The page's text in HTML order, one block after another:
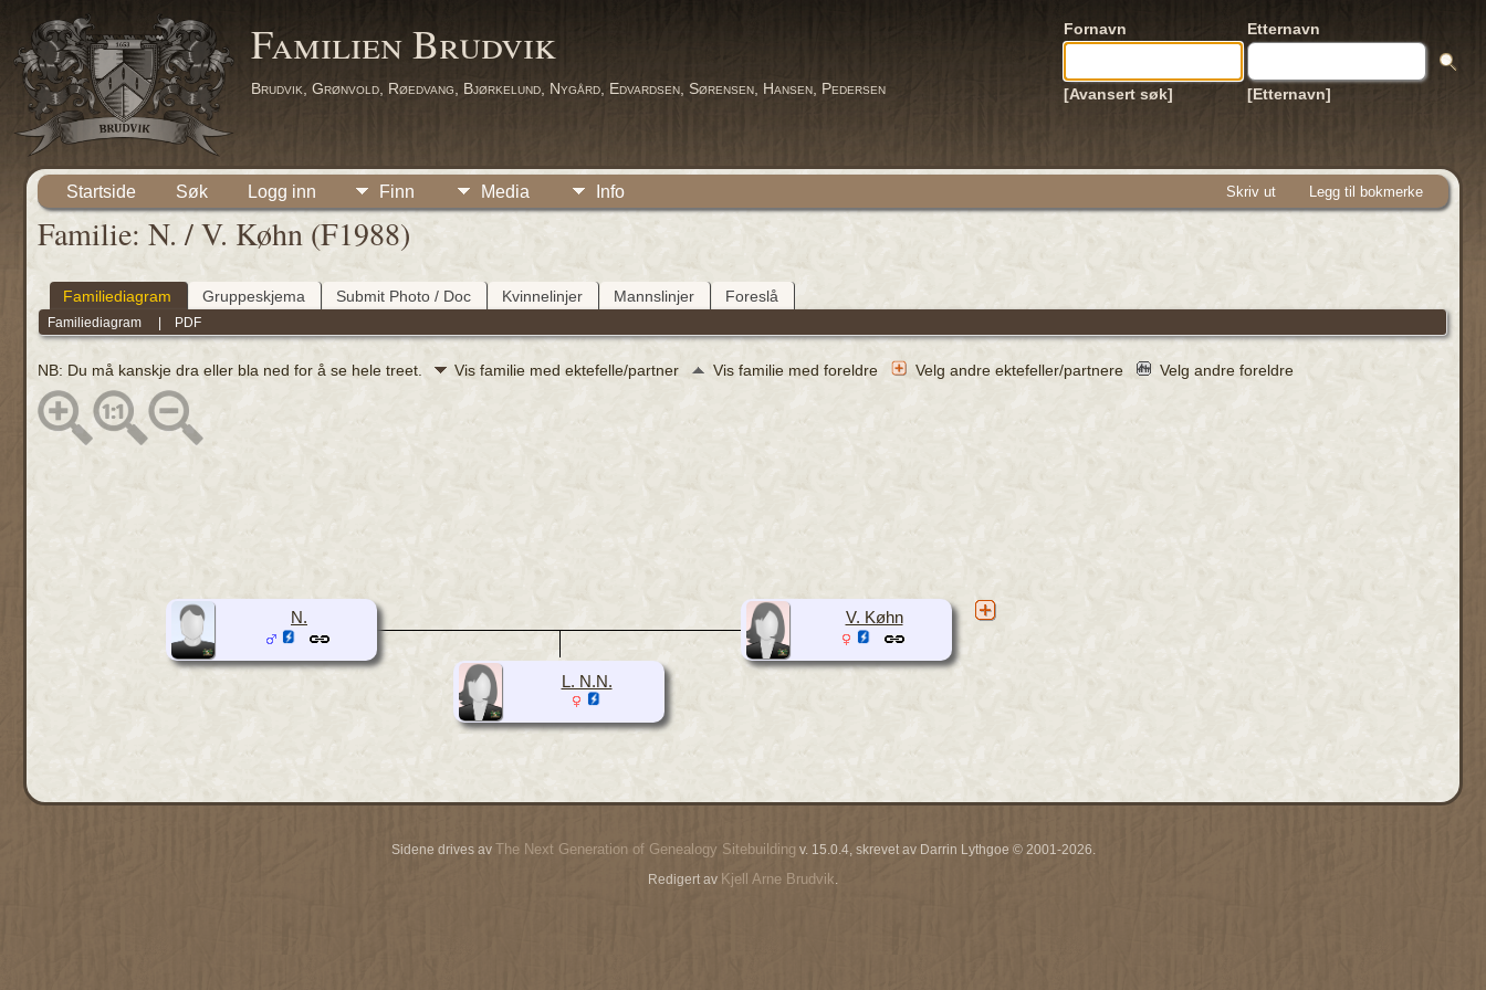
Familien Brudvik
Brudvik, Grønvold, Røedvang, Bjørkelund, Nygård, Edvardsen, Sørensen, Hansen, Pedersen
Fornavn Etternavn
[Avansert søk] [Etternavn]
Startside Søk Logg inn Finn Media Info Skriv ut Legg til bokmerke
Familie: N. / V. Køhn (F1988)
Familiediagram Gruppeskjema Submit Photo / Doc Kvinnelinjer Mannslinjer Foreslå
Familiediagram | PDF
NB: Du må kanskje dra eller bla ned for å se hele treet. Vis familie med ektefelle/partner Vis familie med foreldre Velg andre ektefeller/partnere Velg andre foreldre
N. V. Køhn
L. N.N.
Sidene drives av The Next Generation of Genealogy Sitebuilding v. 15.0.4, skrevet av Darrin Lythgoe © 2001-2026.
Redigert av Kjell Arne Brudvik